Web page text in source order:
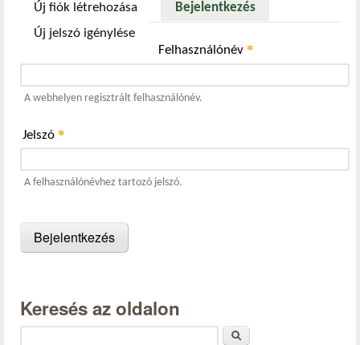
Új fiók létrehozása Bejelentkezés(aktív fül)
Új jelszó igénylése
Felhasználónév*
A webhelyen regisztrált felhasználónév.
Jelszó *
A felhasználónévhez tartozó jelszó.
Keresés az oldalon